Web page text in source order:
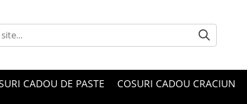
CADOU DE PASTE COSURI CADOU CRACIUN